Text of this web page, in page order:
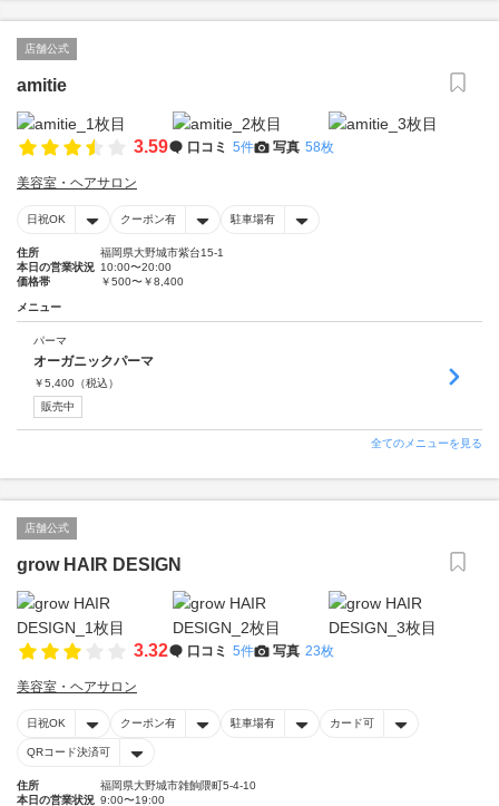
店舗公式
amitie
3.59 口コミ 5件 写真 58枚
美容室・ヘアサロン
日祝OK クーポン有 駐車場有
住所
福岡県大野城市紫台15-1
本日の営業状況 10:00〜20:00
価格帯
￥500〜￥8,400
メニュー
パーマ
オーガニックパーマ
￥5,400 （税込）
販売中
全てのメニューを見る
店舗公式
grow HAIR DESIGN
3.32 口コミ 5件 写真 23枚
美容室・ヘアサロン
日祝OK クーポン有 駐車場有 カード可
QRコード決済可
住所
福岡県大野城市雑餉隈町5-4-10
本日の営業状況 9:00〜19:00